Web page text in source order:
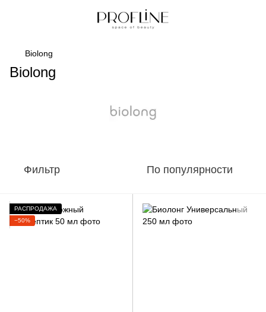
Biolong
Biolong
Фильтр По популярности
РАСПРОДАЖА
−50%